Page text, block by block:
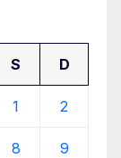
S D
1 2
8 9